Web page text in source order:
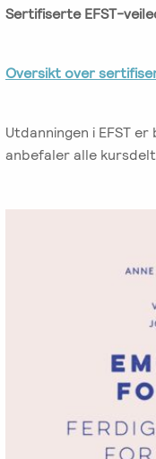
Sertifiserte EFST-
Oversikt over
Utdanningen i EFST
anbefaler alle